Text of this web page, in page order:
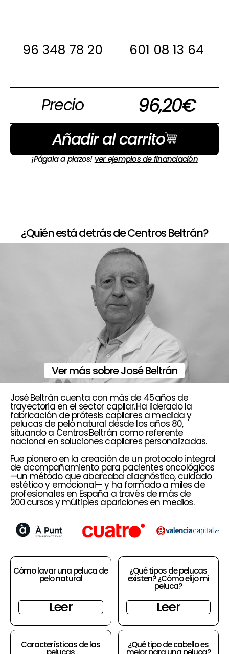
96 348 78 20 601 08 13 64
Precio 96,20€
Añadir al carrito
¡Págala a plazos! ver ejemplos de financiación
¿Quién está detrás de Centros Beltrán?
Ver más sobre José Beltrán
José Beltrán cuenta con más de 45 años de
trayectoria en el sector capilar. Ha liderado la
fabricación de prótesis capilares a medida y
pelucas de pelo natural desde los años 80,
situando a Centros Beltrán como referente
nacional en soluciones capilares personalizadas.
Fue pionero en la creación de un protocolo integral
de acompañamiento para pacientes oncológicos
—un método que abarcaba diagnóstico, cuidado
estético y emocional— y ha formado a miles de
profesionales en España a través de más de
200 cursos y múltiples apariciones en medios.
Cómo lavar una peluca de
pelo natural
Leer
¿Qué tipos de pelucas
existen? ¿Cómo elijo mi
peluca?
Leer
Características de las ¿Qué tipo de cabello es